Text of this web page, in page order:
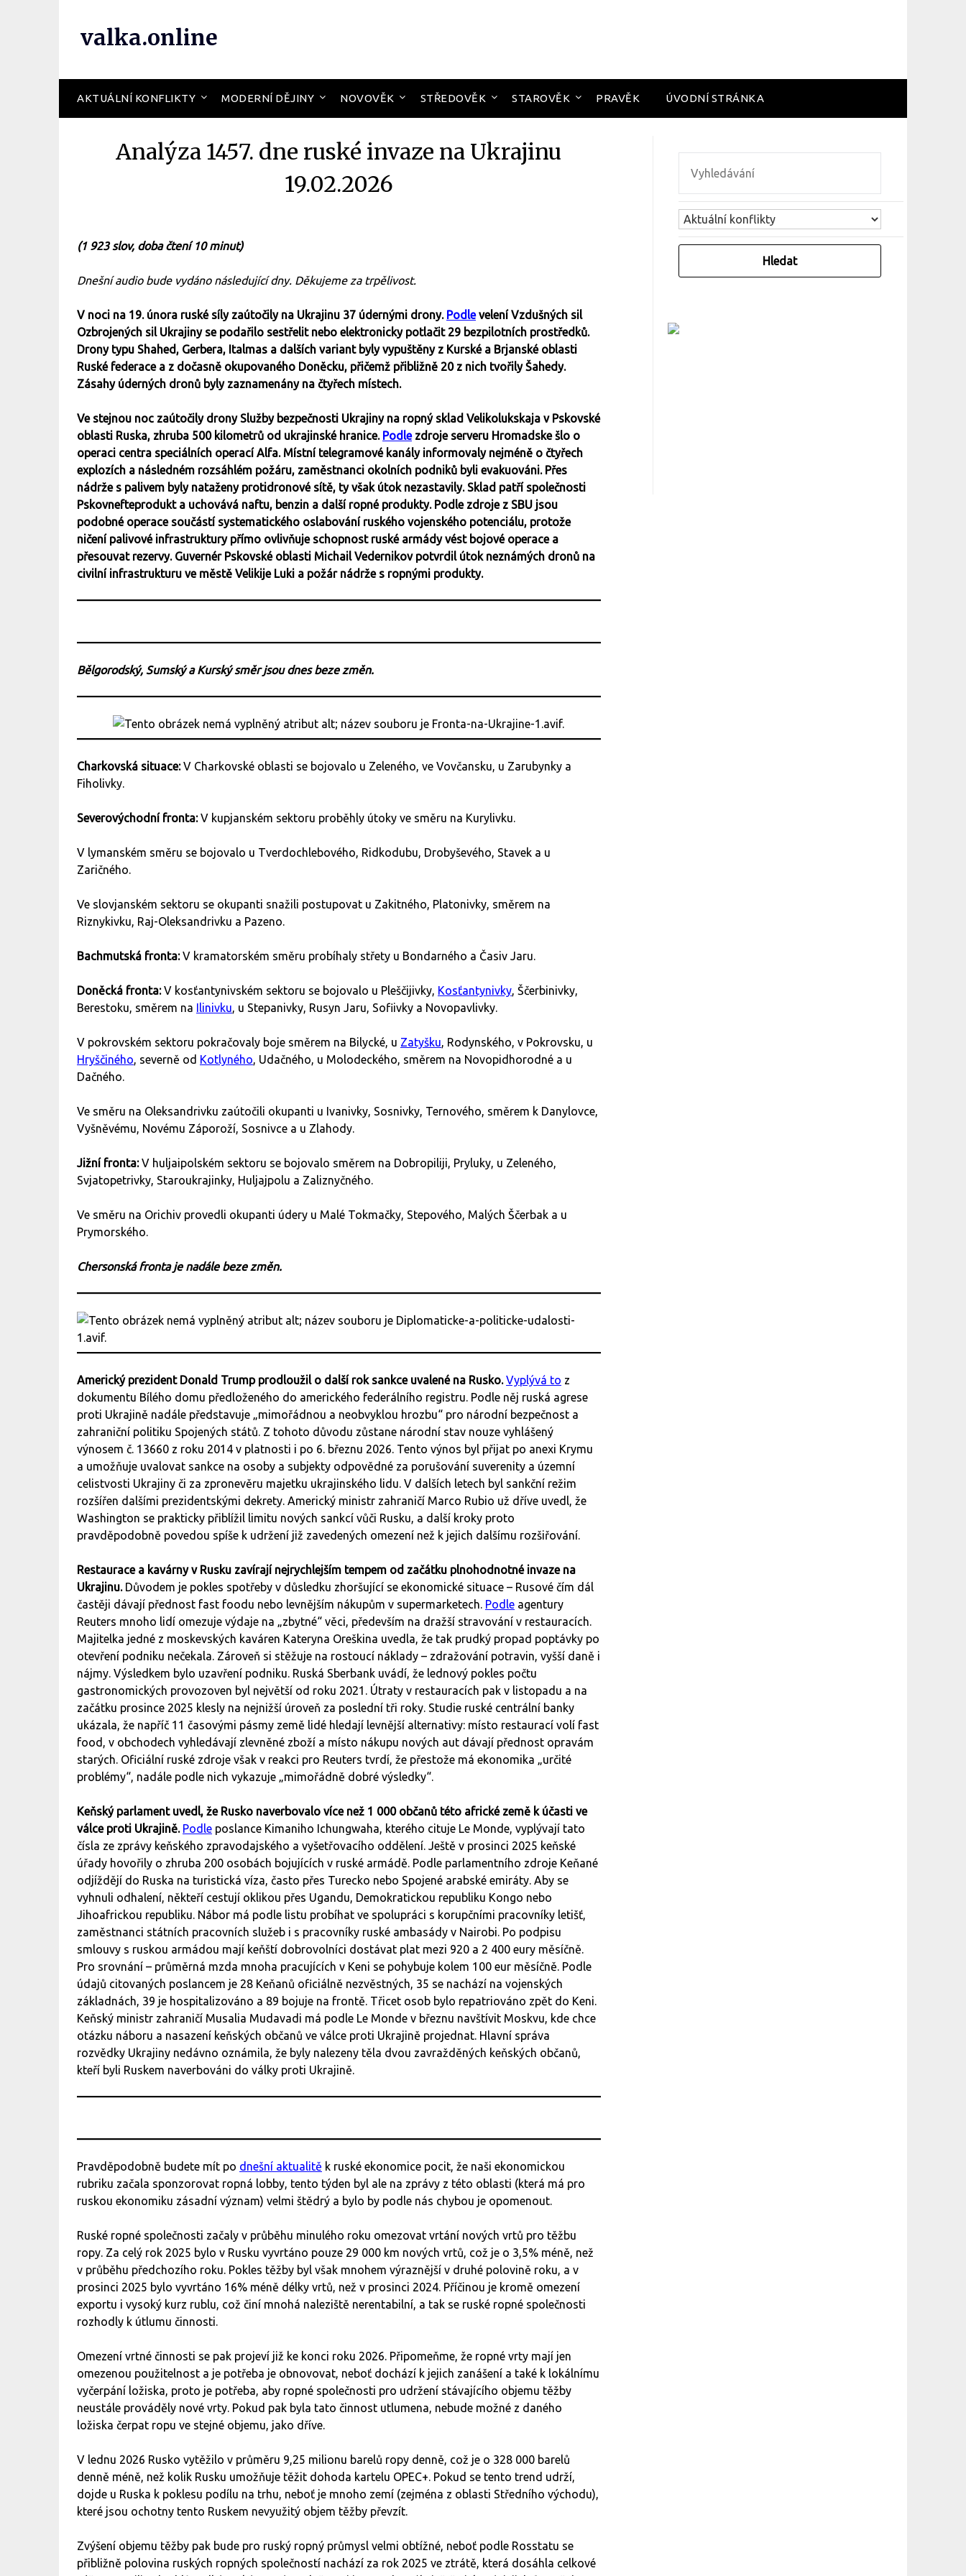
valka.online
AKTUÁLNÍ KONFLIKTY MODERNÍ DĚJINY NOVOVĚK STŘEDOVĚK STAROVĚK PRAVĚK ÚVODNÍ STRÁNKA
Analýza 1457. dne ruské invaze na Ukrajinu
19.02.2026
(1 923 slov, doba čtení 10 minut)
Dnešní audio bude vydáno následující dny. Děkujeme za trpělivost.
V noci na 19. února ruské síly zaútočily na Ukrajinu 37 údernými drony. Podlevelení Vzdušných sil
Ozbrojených sil Ukrajiny se podařilo sestřelit nebo elektronicky potlačit 29 bezpilotních prostředků.
Drony typu Shahed, Gerbera, Italmas a dalších variant byly vypuštěny z Kurské a Brjanské oblasti
Ruské federace a z dočasně okupovaného Doněcku, přičemž přibližně 20 z nich tvořily Šahedy.
Zásahy úderných dronů byly zaznamenány na čtyřech místech.
Ve stejnou noc zaútočily drony Služby bezpečnosti Ukrajiny na ropný sklad Velikolukskaja v Pskovské
oblasti Ruska, zhruba 500 kilometrů od ukrajinské hranice. Podlezdroje serveru Hromadske šlo o
operaci centra speciálních operací Alfa. Místní telegramové kanály informovaly nejméně o čtyřech
explozích a následném rozsáhlém požáru, zaměstnanci okolních podniků byli evakuováni. Přes
nádrže s palivem byly nataženy protidronové sítě, ty však útok nezastavily. Sklad patří společnosti
Pskovnefteprodukt a uchovává naftu, benzin a další ropné produkty. Podle zdroje z SBU jsou
podobné operace součástí systematického oslabování ruského vojenského potenciálu, protože
ničení palivové infrastruktury přímo ovlivňuje schopnost ruské armády vést bojové operace a
přesouvat rezervy. Guvernér Pskovské oblasti Michail Vedernikov potvrdil útok neznámých dronů na
civilní infrastrukturu ve městě Velikije Luki a požár nádrže s ropnými produkty.
Bělgorodský, Sumský a Kurský směr jsou dnes beze změn.
Charkovská situace:V Charkovské oblasti se bojovalo u Zeleného, ve Vovčansku, u Zarubynky a
Fiholivky.
Severovýchodní fronta:V kupjanském sektoru proběhly útoky ve směru na Kurylivku.
V lymanském směru se bojovalo u Tverdochlebového, Ridkodubu, Drobyševého, Stavek a u
Zaričného.
Ve slovjanském sektoru se okupanti snažili postupovat u Zakitného, Platonivky, směrem na
Riznykivku, Raj-Oleksandrivku a Pazeno.
Bachmutská fronta:V kramatorském směru probíhaly střety u Bondarného a Časiv Jaru.
Doněcká fronta:V kosťantynivském sektoru se bojovalo u Pleščijivky, Kosťantynivky, Ščerbinivky,
Berestoku, směrem na Ilinivku, u Stepanivky, Rusyn Jaru, Sofiivky a Novopavlivky.
V pokrovském sektoru pokračovaly boje směrem na Bilycké, u Zatyšku, Rodynského, v Pokrovsku, u
Hryščiného, severně od Kotlyného, Udačného, u Molodeckého, směrem na Novopidhorodné a u
Dačného.
Ve směru na Oleksandrivku zaútočili okupanti u Ivanivky, Sosnivky, Ternového, směrem k Danylovce,
Vyšněvému, Novému Záporoží, Sosnivce a u Zlahody.
Jižní fronta:V huljaipolském sektoru se bojovalo směrem na Dobropiliji, Pryluky, u Zeleného,
Svjatopetrivky, Staroukrajinky, Huljajpolu a Zaliznyčného.
Ve směru na Orichiv provedli okupanti údery u Malé Tokmačky, Stepového, Malých Ščerbak a u
Prymorského.
Chersonská fronta je nadále beze změn.
Americký prezident Donald Trump prodloužil o další rok sankce uvalené na Rusko.Vyplývá to z
dokumentu Bílého domu předloženého do amerického federálního registru. Podle něj ruská agrese
proti Ukrajině nadále představuje „mimořádnou a neobvyklou hrozbu“ pro národní bezpečnost a
zahraniční politiku Spojených států. Z tohoto důvodu zůstane národní stav nouze vyhlášený
výnosem č. 13660 z roku 2014 v platnosti i po 6. březnu 2026. Tento výnos byl přijat po anexi Krymu
a umožňuje uvalovat sankce na osoby a subjekty odpovědné za porušování suverenity a územní
celistvosti Ukrajiny či za zpronevěru majetku ukrajinského lidu. V dalších letech byl sankční režim
rozšířen dalšími prezidentskými dekrety. Americký ministr zahraničí Marco Rubio už dříve uvedl, že
Washington se prakticky přiblížil limitu nových sankcí vůči Rusku, a další kroky proto
pravděpodobně povedou spíše k udržení již zavedených omezení než k jejich dalšímu rozšiřování.
Restaurace a kavárny v Rusku zavírají nejrychlejším tempem od začátku plnohodnotné invaze na
Ukrajinu. Důvodem je pokles spotřeby v důsledku zhoršující se ekonomické situace – Rusové čím dál
častěji dávají přednost fast foodu nebo levnějším nákupům v supermarketech. Podle agentury
Reuters mnoho lidí omezuje výdaje na „zbytné“ věci, především na dražší stravování v restauracích.
Majitelka jedné z moskevských kaváren Kateryna Oreškina uvedla, že tak prudký propad poptávky po
otevření podniku nečekala. Zároveň si stěžuje na rostoucí náklady – zdražování potravin, vyšší daně i
nájmy. Výsledkem bylo uzavření podniku. Ruská Sberbank uvádí, že lednový pokles počtu
gastronomických provozoven byl největší od roku 2021. Útraty v restauracích pak v listopadu a na
začátku prosince 2025 klesly na nejnižší úroveň za poslední tři roky. Studie ruské centrální banky
ukázala, že napříč 11 časovými pásmy země lidé hledají levnější alternativy: místo restaurací volí fast
food, v obchodech vyhledávají zlevněné zboží a místo nákupu nových aut dávají přednost opravám
starých. Oficiální ruské zdroje však v reakci pro Reuters tvrdí, že přestože má ekonomika „určité
problémy“, nadále podle nich vykazuje „mimořádně dobré výsledky“.
Keňský parlament uvedl, že Rusko naverbovalo více než 1 000 občanů této africké země k účasti ve
válce proti Ukrajině. Podle poslance Kimaniho Ichungwaha, kterého cituje Le Monde, vyplývají tato
čísla ze zprávy keňského zpravodajského a vyšetřovacího oddělení. Ještě v prosinci 2025 keňské
úřady hovořily o zhruba 200 osobách bojujících v ruské armádě. Podle parlamentního zdroje Keňané
odjíždějí do Ruska na turistická víza, často přes Turecko nebo Spojené arabské emiráty. Aby se
vyhnuli odhalení, někteří cestují oklikou přes Ugandu, Demokratickou republiku Kongo nebo
Jihoafrickou republiku. Nábor má podle listu probíhat ve spolupráci s korupčními pracovníky letišť,
zaměstnanci státních pracovních služeb i s pracovníky ruské ambasády v Nairobi. Po podpisu
smlouvy s ruskou armádou mají keňští dobrovolníci dostávat plat mezi 920 a 2 400 eury měsíčně.
Pro srovnání – průměrná mzda mnoha pracujících v Keni se pohybuje kolem 100 eur měsíčně. Podle
údajů citovaných poslancem je 28 Keňanů oficiálně nezvěstných, 35 se nachází na vojenských
základnách, 39 je hospitalizováno a 89 bojuje na frontě. Třicet osob bylo repatriováno zpět do Keni.
Keňský ministr zahraničí Musalia Mudavadi má podle Le Monde v březnu navštívit Moskvu, kde chce
otázku náboru a nasazení keňských občanů ve válce proti Ukrajině projednat. Hlavní správa
rozvědky Ukrajiny nedávno oznámila, že byly nalezeny těla dvou zavražděných keňských občanů,
kteří byli Ruskem naverbováni do války proti Ukrajině.
Pravděpodobně budete mít po dnešní aktualitě k ruské ekonomice pocit, že naši ekonomickou
rubriku začala sponzorovat ropná lobby, tento týden byl ale na zprávy z této oblasti (která má pro
ruskou ekonomiku zásadní význam) velmi štědrý a bylo by podle nás chybou je opomenout.
Ruské ropné společnosti začaly v průběhu minulého roku omezovat vrtání nových vrtů pro těžbu
ropy. Za celý rok 2025 bylo v Rusku vyvrtáno pouze 29 000 km nových vrtů, což je o 3,5% méně, než
v průběhu předchozího roku. Pokles těžby byl však mnohem výraznější v druhé polovině roku, a v
prosinci 2025 bylo vyvrtáno 16% méně délky vrtů, než v prosinci 2024. Příčinou je kromě omezení
exportu i vysoký kurz rublu, což činí mnohá naleziště nerentabilní, a tak se ruské ropné společnosti
rozhodly k útlumu činnosti.
Omezení vrtné činnosti se pak projeví již ke konci roku 2026. Připomeňme, že ropné vrty mají jen
omezenou použitelnost a je potřeba je obnovovat, neboť dochází k jejich zanášení a také k lokálnímu
vyčerpání ložiska, proto je potřeba, aby ropné společnosti pro udržení stávajícího objemu těžby
neustále prováděly nové vrty. Pokud pak byla tato činnost utlumena, nebude možné z daného
ložiska čerpat ropu ve stejné objemu, jako dříve.
V lednu 2026 Rusko vytěžilo v průměru 9,25 milionu barelů ropy denně, což je o 328 000 barelů
denně méně, než kolik Rusku umožňuje těžit dohoda kartelu OPEC+. Pokud se tento trend udrží,
dojde u Ruska k poklesu podílu na trhu, neboť je mnoho zemí (zejména z oblasti Středního východu),
které jsou ochotny tento Ruskem nevyužitý objem těžby převzít.
Zvýšení objemu těžby pak bude pro ruský ropný průmysl velmi obtížné, neboť podle Rosstatu se
přibližně polovina ruských ropných společností nachází za rok 2025 ve ztrátě, která dosáhla celkové